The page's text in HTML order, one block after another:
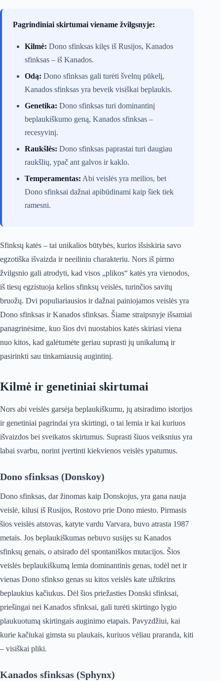
Pagrindiniai skirtumai viename žvilgsnyje:
Kilmė: Dono sfinksas kilęs iš Rusijos, Kanados
sfinksas – iš Kanados.
Odą: Dono sfinksas gali turėti švelnų pūkelį,
Kanados sfinksas yra beveik visiškai beplaukis.
Genetika: Dono sfinksas turi dominantinį
beplaukiškumo geną, Kanados sfinksas –
recesyvinį.
Raukšlės: Dono sfinksas paprastai turi daugiau
raukšlių, ypač ant galvos ir kaklo.
Temperamentas: Abi veislės yra meilios, bet
Dono sfinksai dažnai apibūdinami kaip šiek tiek
ramesni.
Sfinksų katės – tai unikalios būtybės, kurios išsiskiria savo
egzotiška išvaizda ir neeiliniu charakteriu. Nors iš pirmo
žvilgsnio gali atrodyti, kad visos „plikos“ katės yra vienodos,
iš tiesų egzistuoja kelios sfinksų veislės, turinčios savitų
bruožų. Dvi populiariausios ir dažnai painiojamos veislės yra
Dono sfinksas ir Kanados sfinksas. Šiame straipsnyje išsamiai
panagrinėsime, kuo šios dvi nuostabios katės skiriasi viena
nuo kitos, kad galėtumėte geriau suprasti jų unikalumą ir
pasirinkti sau tinkamiausią augintinį.
Kilmė ir genetiniai skirtumai
Nors abi veislės garsėja beplaukiškumu, jų atsiradimo istorijos
ir genetiniai pagrindai yra skirtingi, o tai lemia ir kai kuriuos
išvaizdos bei sveikatos skirtumus. Suprasti šiuos veiksnius yra
labai svarbu, norint įvertinti kiekvienos veislės ypatumus.
Dono sfinksas (Donskoy)
Dono sfinksas, dar žinomas kaip Donskojus, yra gana nauja
veislė, kilusi iš Rusijos, Rostovo prie Dono miesto. Pirmasis
šios veislės atstovas, katyte vardu Varvara, buvo atrasta 1987
metais. Jos beplaukiškumas nebuvo susijęs su Kanados
sfinksų genais, o atsirado dėl spontaniškos mutacijos. Šios
veislės beplaukiškumą lemia dominantinis genas, todėl net ir
vienas Dono sfinkso genas su kitos veislės kate užtikrins
beplaukius kačiukus. Dėl šios priežasties Donski sfinksai,
priešingai nei Kanados sfinksai, gali turėti skirtingo lygio
plaukuotumą skirtingais auginimo etapais. Pavyzdžiui, kai
kurie kačiukai gimsta su plaukais, kuriuos vėliau praranda, kiti
– visiškai pliki.
Kanados sfinksas (Sphynx)